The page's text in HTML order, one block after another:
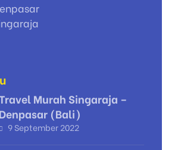
Murah Singaraja –
Denpasar (Bali)
9 September 2022